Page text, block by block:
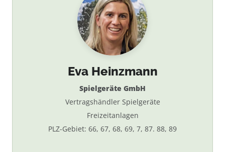
Eva Heinzmann
Spielgeräte GmbH
Vertragshändler Spielgeräte
Freizeitanlagen
PLZ-Gebiet: 66, 67, 68, 69, 7, 87. 88, 89